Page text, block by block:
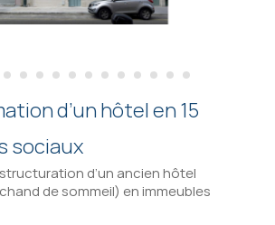
d’un hôtel en 15
sociaux
d’un ancien hôtel
de sommeil) en immeubles